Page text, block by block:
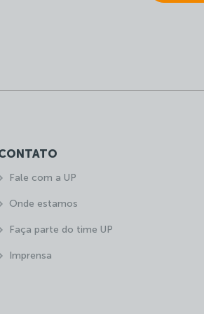
Fale com a UP
Onde estamos
Faça parte do time UP
Imprensa